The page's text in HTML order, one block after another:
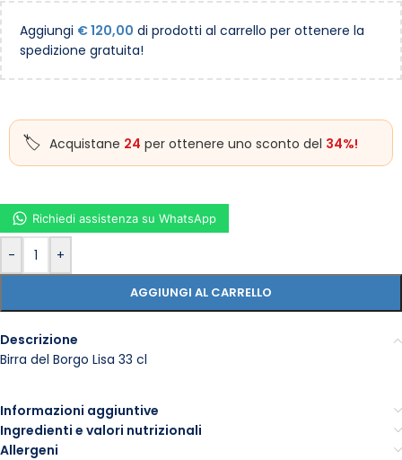
Aggiungi €120,00 di prodotti al carrello per ottenere la
spedizione gratuita!
Acquistane 24 per ottenere uno sconto del 34%!
- +
AGGIUNGI AL CARRELLO
Richiedi assistenza su WhatsApp
Descrizione
Birra del Borgo Lisa 33 cl
Informazioni aggiuntive
Ingredienti e valori nutrizionali
Allergeni